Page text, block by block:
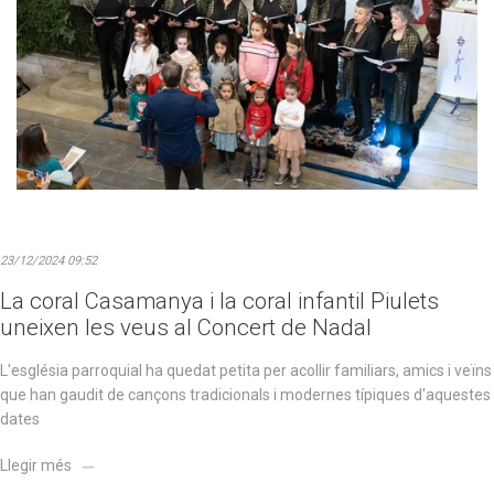
23/12/2024 09:52
La coral Casamanya i la coral infantil Piulets
uneixen les veus al Concert de Nadal
L'església parroquial ha quedat petita per acollir familiars, amics i veïns
que han gaudit de cançons tradicionals i modernes típiques d'aquestes
dates
Llegir més